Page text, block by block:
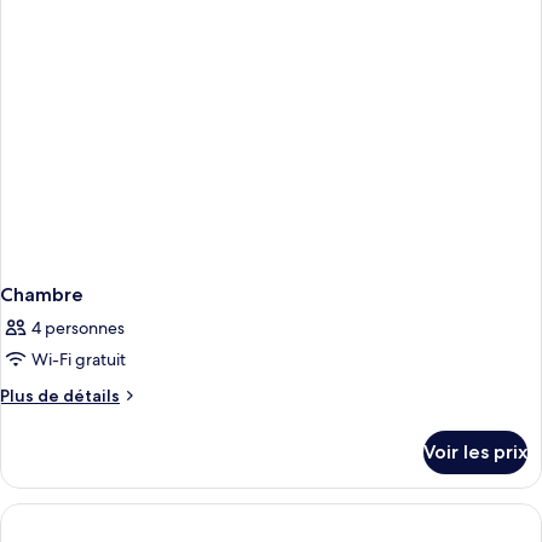
Chambre
4 personnes
Wi-Fi gratuit
Plus de détails
Plus
le
type
de
Voir les prix